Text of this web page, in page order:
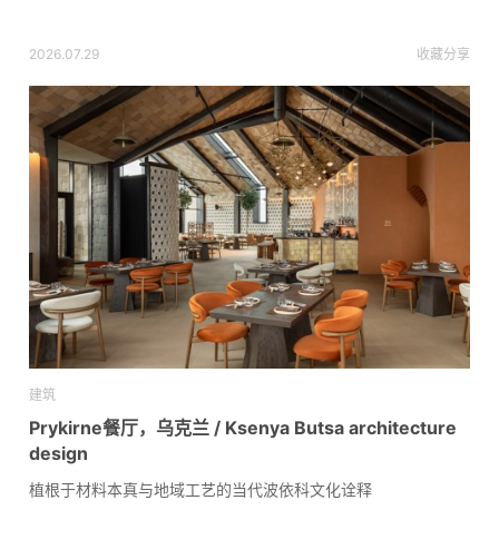
2026.07.29 收藏分享
建筑
Prykirne餐厅，乌克兰 / Ksenya Butsa architecture
design
植根于材料本真与地域工艺的当代波依科文化诠释